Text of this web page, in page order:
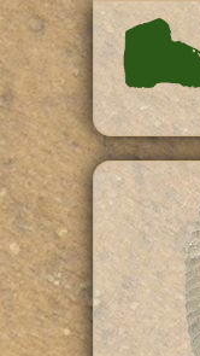
Pasar al contenido principal